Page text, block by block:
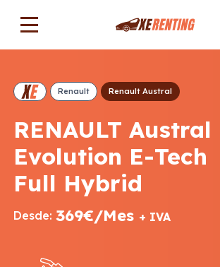
Renault Renault Austral
RENAULT Austral
Evolution E-Tech
Full Hybrid
Desde: 369€/Mes + IVA